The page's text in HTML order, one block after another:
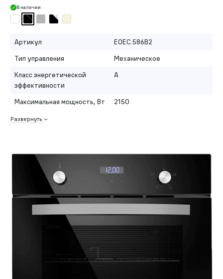
В наличии
Артикул
EOEC.586B2
Тип управления
Механическое
Класс энергетической
эффективности
A
Максимальная мощность, Вт 2150
Развернуть